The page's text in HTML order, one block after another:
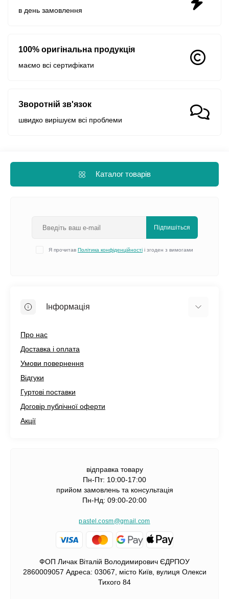
в день замовлення
100% оригінальна продукція
маємо всі сертифікати
Зворотній зв'язок
швидко вирішуєм всі проблеми
Каталог товарів
Підпишіться
Я прочитав Політика конфіденційності і згоден з вимогами
Інформація
Про нас
Доставка і оплата
Умови повернення
Відгуки
Гуртові поставки
Договір публічної оферти
Акції
відправка товару
Пн-Пт: 10:00-17:00
прийом замовлень та консультація
Пн-Нд: 09:00-20:00
pastel.cosm@gmail.com
ФОП Личак Віталій Володимирович ЄДРПОУ
2860009057 Адреса: 03067, місто Київ, вулиця Олекси
Тихого 84